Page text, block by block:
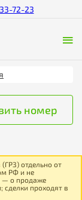
72-23
номер
отдельно от
РФ и не
— о продаже
проходят в